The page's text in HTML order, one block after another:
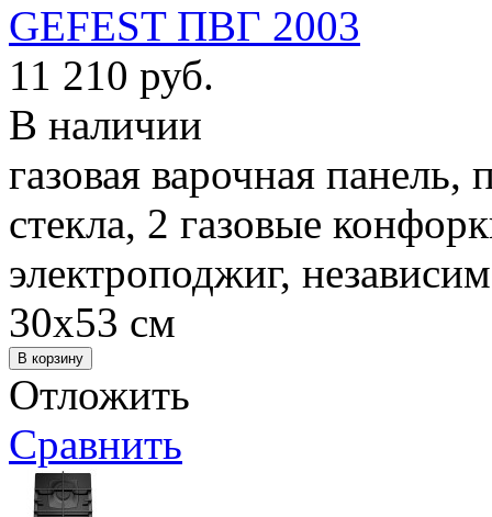
GEFEST ПВГ 2003
11 210 руб.
В наличии
газовая варочная панель,
стекла, 2 газовые
электроподжиг,
30x53 см
Отложить
Сравнить